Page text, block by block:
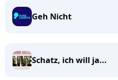
Geh Nicht
Schatz, ich will ja...